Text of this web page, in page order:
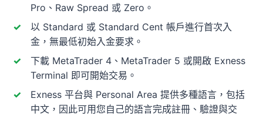
Pro、Raw Spread 或 Zero。
以 Standard 或 Standard Cent 帳戶進行首次入
金，無最低初始入金要求。
下載 MetaTrader 4、MetaTrader 5 或開啟 Exness
Terminal 即可開始交易。
Exness 平台與 Personal Area 提供多種語言，包括
中文，因此可用您自己的語言完成註冊、驗證與交